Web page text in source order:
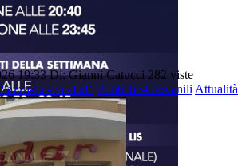
19:33 Di: Gianni Catucci 282 viste
La-Fai-Tu!” Politiche-Giovanili Attualità